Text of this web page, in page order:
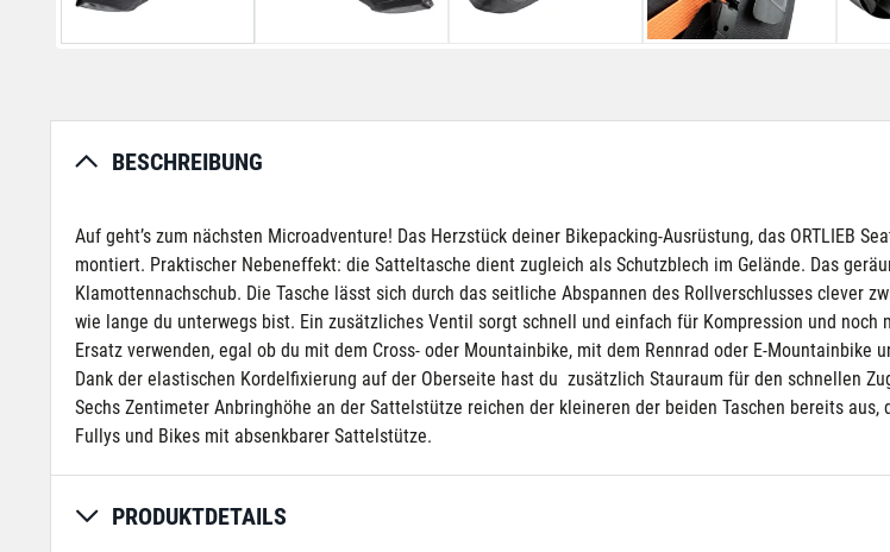
BESCHREIBUNG
Auf geht’s zum nächsten Microadventure! Das Herzstück deiner Bikepacking-Ausrüstung, das ORTLIEB
montiert. Praktischer Nebeneffekt: die Satteltasche dient zugleich als Schutzblech im Gelände. Das
Klamottennachschub. Die Tasche lässt sich durch das seitliche Abspannen des Rollverschlusses clever
wie lange du unterwegs bist. Ein zusätzliches Ventil sorgt schnell und einfach für Kompression und
Ersatz verwenden, egal ob du mit dem Cross- oder Mountainbike, mit dem Rennrad oder E-Mountainbike
Dank der elastischen Kordelfixierung auf der Oberseite hast du zusätzlich Stauraum für den schnellen
Sechs Zentimeter Anbringhöhe an der Sattelstütze reichen der kleineren der beiden Taschen bereits
Fullys und Bikes mit absenkbarer Sattelstütze.
PRODUKTDETAILS